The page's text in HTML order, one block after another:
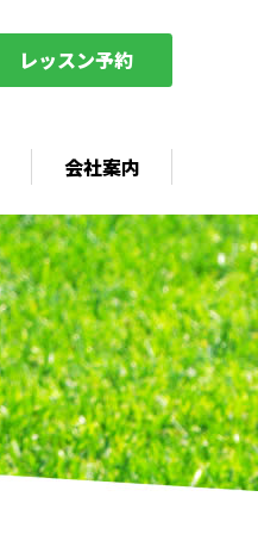
レッスン予約
会社案内